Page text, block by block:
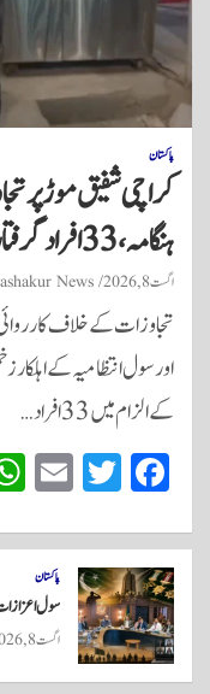
پاکستان
کراچی شفیق موڑ پر
ہنگامہ، 33 افراد گرفتار
اگست 8, 2026 News
تجاوزات کے خلاف
اور سول انتظامیہ کے
کے الزام میں 33 افراد…
Fa
ce
bo
ok
T
wi
tte
r
E
m
پاکستان
سول اعزازات شہدا
اگست 8, 2026